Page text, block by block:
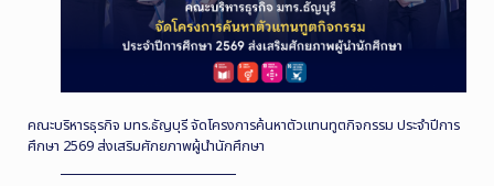
คณะบริหารธุรกิจ มทร.ธัญบุรี จัดโครงการค้นหาตัวแทนทูตกิจกรรม ประจำปีการ
ศึกษา 2569 ส่งเสริมศักยภาพผู้นำนักศึกษา